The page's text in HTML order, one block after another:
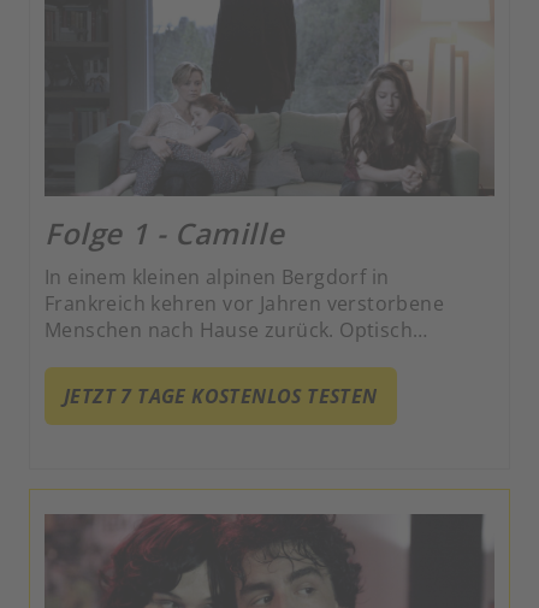
Folge 1 - Camille
In einem kleinen alpinen Bergdorf in
Frankreich kehren vor Jahren verstorbene
Menschen nach Hause zurück. Optisch
Tod fordern die Rückkehrer ihren Platz in der
Welt der Lebenden ein.
JETZT 7 TAGE KOSTENLOS TESTEN